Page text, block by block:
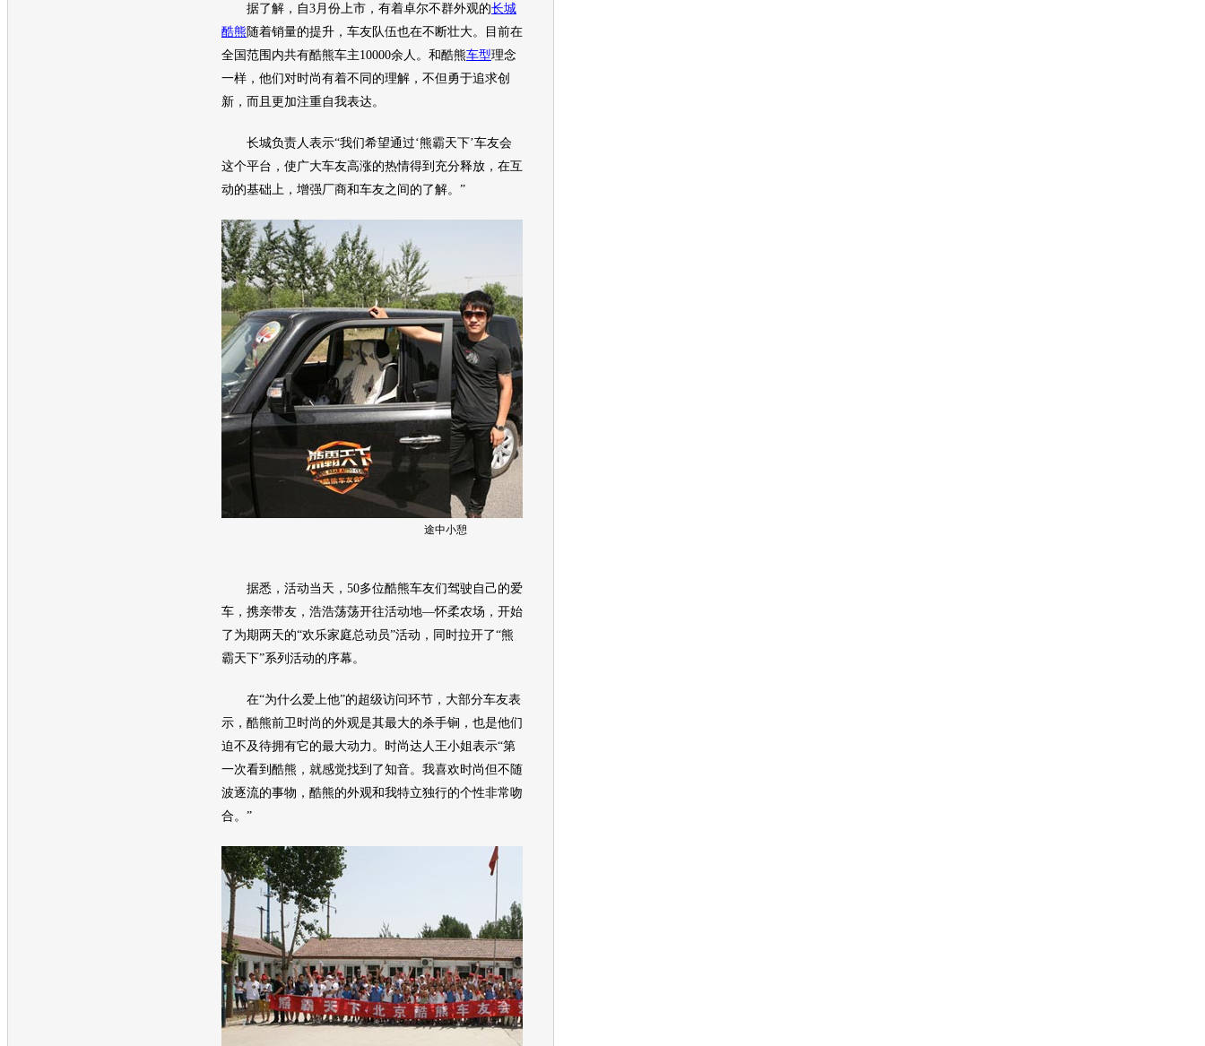
据了解，自3月份上市，有着卓尔不群外观的长城
酷熊 随着销量的提升，车友队伍也在不断壮大。目前在
全国范围内共有酷熊车主10000余人。和酷熊车型理念
一样，他们对时尚有着不同的理解，不但勇于追求创
新，而且更加注重自我表达。
长城负责人表示“我们希望通过‘熊霸天下’车友会
这个平台，使广大车友高涨的热情得到充分释放，在互
动的基础上，增强厂商和车友之间的了解。”
途中小憩
据悉，活动当天，50多位酷熊车友们驾驶自己的爱
车，携亲带友，浩浩荡荡开往活动地—怀柔农场，开始
了为期两天的“欢乐家庭总动员”活动，同时拉开了“熊
霸天下”系列活动的序幕。
在“为什么爱上他”的超级访问环节，大部分车友表
示， 酷熊前卫时尚的外观是其最大的杀手锏，也是他们
迫不及待拥有它的最大动力。时尚达人王小姐表示“第
一次看到 酷熊 ，就感觉找到了知音。我喜欢时尚但不随
波逐流的事物， 酷熊的外观和我特立独行的个性非常吻
合。”